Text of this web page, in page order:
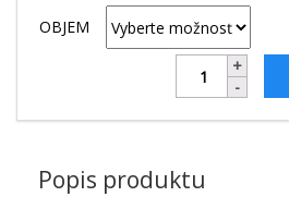
OBJEM
Popis produktu